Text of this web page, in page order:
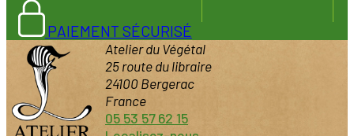
PAIEMENT SÉCURISÉ
Atelier du Végétal
25 route du libraire
24100 Bergerac
France
05 53 57 62 15